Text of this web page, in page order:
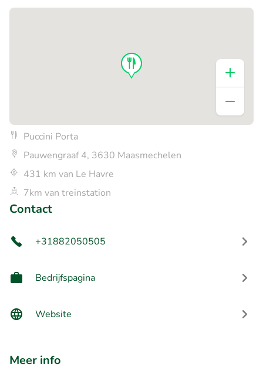
Puccini Porta
Pauwengraaf 4, 3630 Maasmechelen
431 km van Le Havre
7km van treinstation
Contact
+31882050505
Bedrijfspagina
Website
Meer info